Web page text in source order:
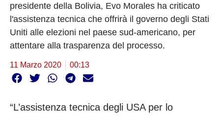
presidente della Bolivia, Evo Morales ha criticato
l'assistenza tecnica che offrirà il governo degli Stati
Uniti alle elezioni nel paese sud-americano, per
attentare alla trasparenza del processo.
11 Marzo 2020 00:13
“L’assistenza tecnica degli USA per lo